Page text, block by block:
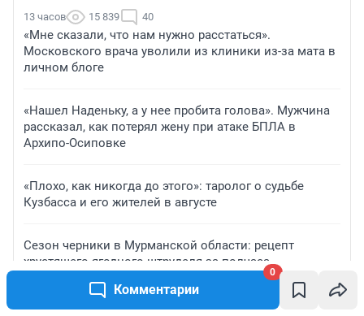
Комментарии
0
13 часов 15 839 40
«Мне сказали, что нам нужно расстаться».
Московского врача уволили из клиники из-за мата в
личном блоге
«Нашел Наденьку, а у нее пробита голова». Мужчина
рассказал, как потерял жену при атаке БПЛА в
Архипо-Осиповке
«Плохо, как никогда до этого»: таролог о судьбе
Кузбасса и его жителей в августе
Сезон черники в Мурманской области: рецепт
хрустящего ягодного штруделя за полчаса